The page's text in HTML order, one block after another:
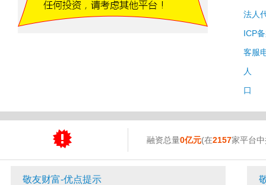
法人
ICP
客服
人
口
融资总量0亿元(在2157家平台
敬友财富-优点提示